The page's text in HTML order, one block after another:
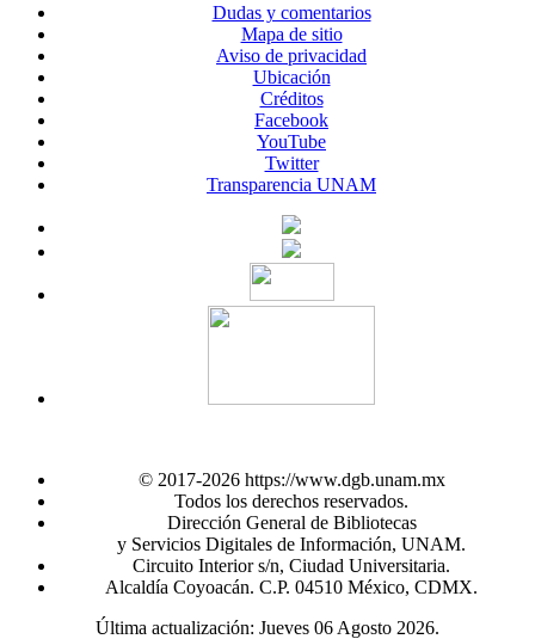
Dudas y comentarios
Mapa de sitio
Aviso de privacidad
Ubicación
Créditos
Facebook
YouTube
Twitter
Transparencia UNAM
© 2017-2026 https://www.dgb.unam.mx
Todos los derechos reservados.
Dirección General de Bibliotecas
y Servicios Digitales de Información, UNAM.
Circuito Interior s/n, Ciudad Universitaria.
Alcaldía Coyoacán. C.P. 04510 México, CDMX.
Última actualización: Jueves 06 Agosto 2026.